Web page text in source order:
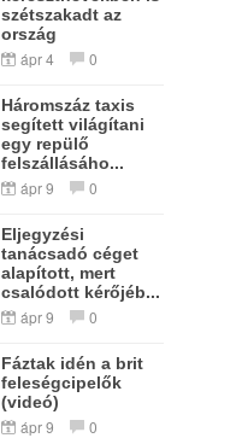
szétszakadt az
ország
ápr 4 0
Háromszáz taxis
segített világítani
egy repülő
felszállásáho...
ápr 9 0
Eljegyzési
tanácsadó céget
alapított, mert
csalódott kérőjéb...
ápr 9 0
Fáztak idén a brit
feleségcipelők
(videó)
ápr 9 0